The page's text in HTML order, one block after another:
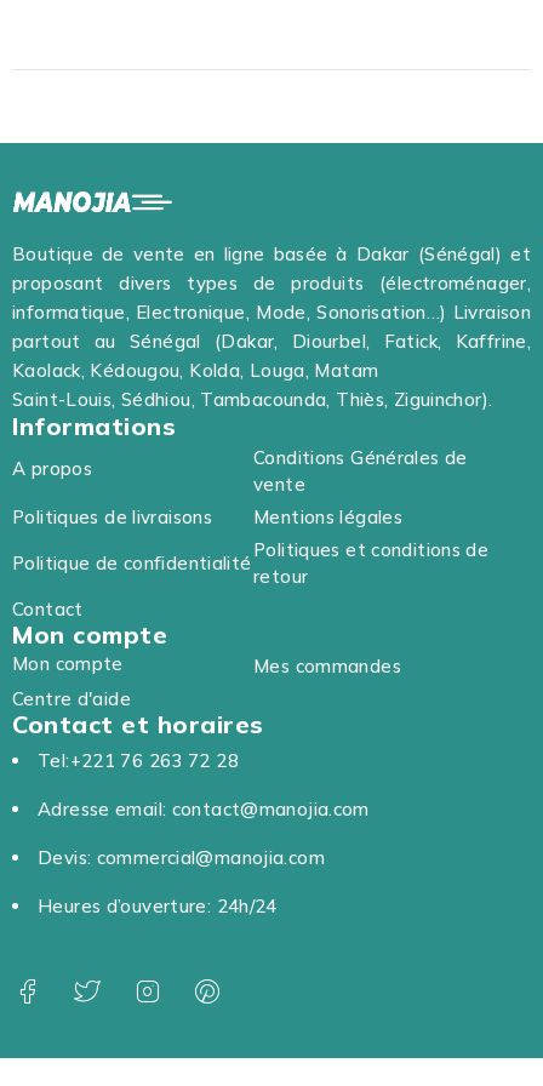
Boutique de vente en ligne basée à Dakar (Sénégal) et
proposant divers types de produits (électroménager,
informatique, Electronique, Mode, Sonorisation…) Livraison
partout au Sénégal (Dakar, Diourbel, Fatick, Kaffrine,
Kaolack, Kédougou, Kolda, Louga, Matam
Saint-Louis, Sédhiou, Tambacounda, Thiès, Ziguinchor).
Informations
A propos
Conditions Générales de
vente
Politiques de livraisons
Mentions légales
Politique de confidentialité
Politiques et conditions de
retour
Contact
Mon compte
Mon compte
Mes commandes
Centre d'aide
Contact et horaires
Tel:+221 76 263 72 28
Adresse email: contact@manojia.com
Devis: commercial@manojia.com
Heures d’ouverture: 24h/24